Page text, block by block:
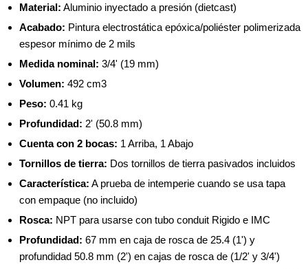
Material: Aluminio inyectado a presión (dietcast)
Acabado: Pintura electrostática epóxica/poliéster polimerizada
espesor mínimo de 2 mils
Medida nominal: 3/4' (19 mm)
Volumen: 492 cm3
Peso: 0.41 kg
Profundidad: 2' (50.8 mm)
Cuenta con 2 bocas: 1 Arriba, 1 Abajo
Tornillos de tierra: Dos tornillos de tierra pasivados incluidos
Característica: A prueba de intemperie cuando se usa tapa
con empaque (no incluido)
Rosca: NPT para usarse con tubo conduit Rigido e IMC
Profundidad: 67 mm en caja de rosca de 25.4 (1') y
profundidad 50.8 mm (2') en cajas de rosca de (1/2' y 3/4')